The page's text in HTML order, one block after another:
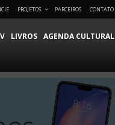
PROJETOS PARCEIROS CONTATO
LIVROS AGENDA CULTURAL